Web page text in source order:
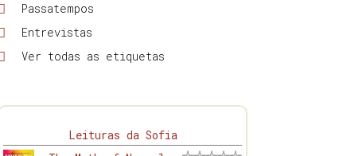
Passatempos
Entrevistas
Ver todas as etiquetas
Leituras da Sofia